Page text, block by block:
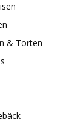
& Torten